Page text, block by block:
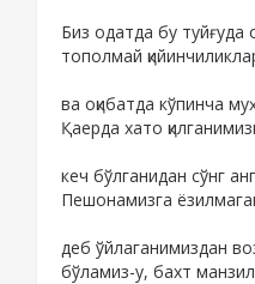
Биз одатда бу туйғуда
тополмай
ва оқибатда кўпинча
Қаерда хато
кеч бўлганидан сўнг
Пешонамизга
деб ўйлаганимиздан
бўламиз-у, бахт